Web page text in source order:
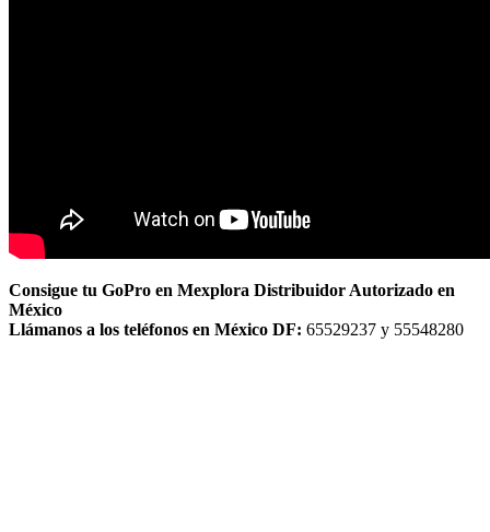
Consigue tu GoPro en Mexplora Distribuidor Autorizado en
México
Llámanos a los teléfonos en México DF: 65529237 y 55548280